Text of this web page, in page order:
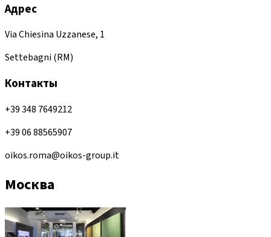
Адрес
Via Chiesina Uzzanese, 1
Settebagni (RM)
Контакты
+39 348 7649212
+39 06 88565907
oikos.roma@oikos-group.it
Москва